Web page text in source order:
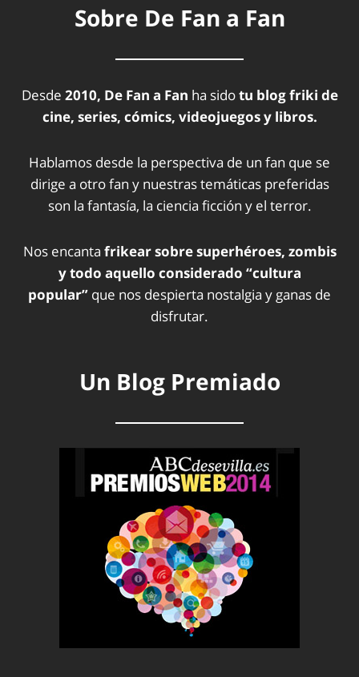
Sobre De Fan a Fan
Desde 2010, De Fan a Fan ha sidotu blog friki de
cine, series, cómics, videojuegos y libros.
Hablamos desde la perspectiva de un fan que se
dirige a otro fan y nuestras temáticas preferidas
son la fantasía, la ciencia ficción y el terror.
Nos encanta frikear sobre superhéroes, zombis
y todo aquello considerado “cultura
popular” que nos despierta nostalgia y ganas de
disfrutar.
Un Blog Premiado